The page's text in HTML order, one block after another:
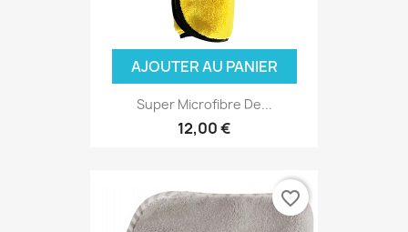
AJOUTER AU PANIER
Super Microfibre De...
12,00 €
favorite_border